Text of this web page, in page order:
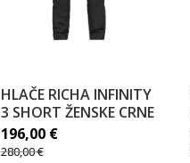
HLAČE RICHA INFINITY
3 SHORT ŽENSKE CRNE
196,00 €
280,00€